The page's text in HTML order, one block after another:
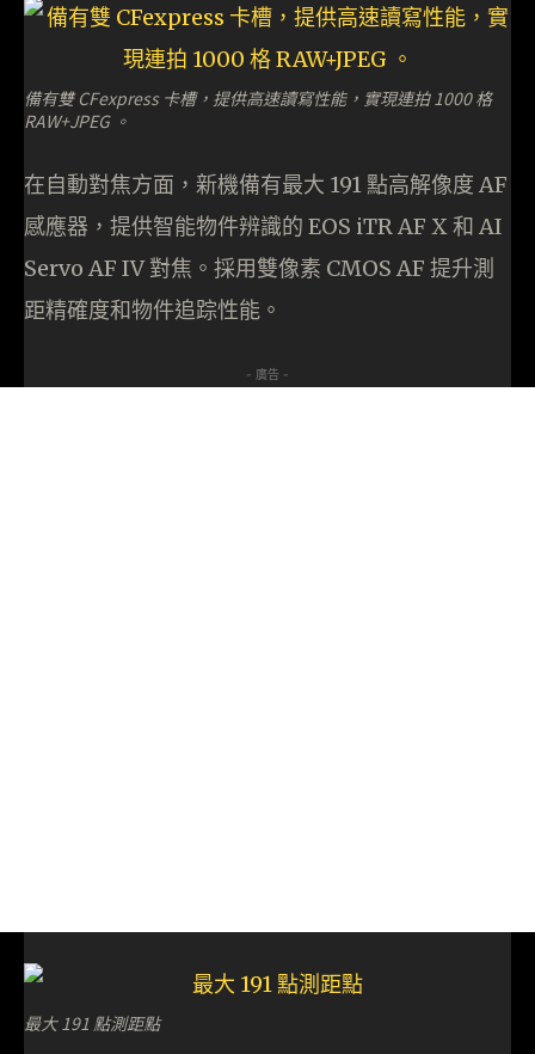
備有雙 CFexpress 卡槽，提供高速讀寫性能，實現連拍 1000 格
RAW+JPEG 。
在自動對焦方面，新機備有最大 191 點高解像度 AF
感應器，提供智能物件辨識的 EOS iTR AF X 和 AI
Servo AF IV 對焦。採用雙像素 CMOS AF 提升測
距精確度和物件追踪性能。
- 廣告 -
最大 191 點測距點